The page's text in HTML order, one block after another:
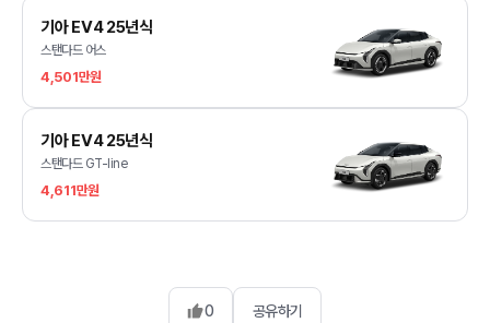
기아 EV4 25년식
스탠다드 어스
4,501만원
기아 EV4 25년식
스탠다드 GT-line
4,611만원
0 공유하기